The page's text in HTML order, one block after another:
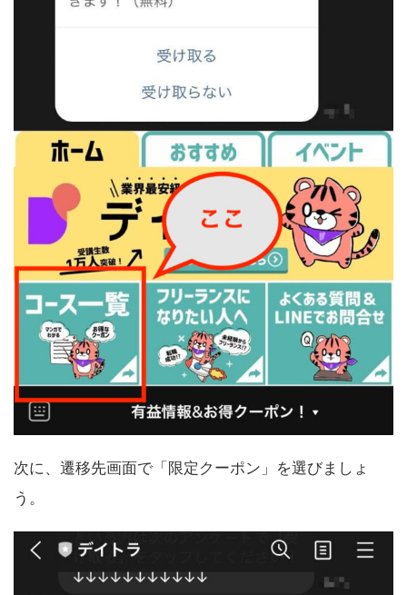
次に、遷移先画面で「限定クーポン」を選びましょ
う。